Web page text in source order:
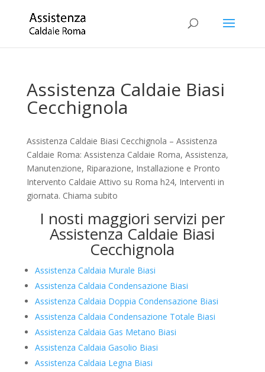
Assistenza Caldaie Biasi
Cecchignola
Assistenza Caldaie Biasi Cecchignola – Assistenza
Caldaie Roma: Assistenza Caldaie Roma, Assistenza,
Manutenzione, Riparazione, Installazione e Pronto
Intervento Caldaie Attivo su Roma h24, Interventi in
giornata. Chiama subito
I nosti maggiori servizi per
Assistenza Caldaie Biasi
Cecchignola
Assistenza Caldaia Murale Biasi
Assistenza Caldaia Condensazione Biasi
Assistenza Caldaia Doppia Condensazione Biasi
Assistenza Caldaia Condensazione Totale Biasi
Assistenza Caldaia Gas Metano Biasi
Assistenza Caldaia Gasolio Biasi
Assistenza Caldaia Legna Biasi